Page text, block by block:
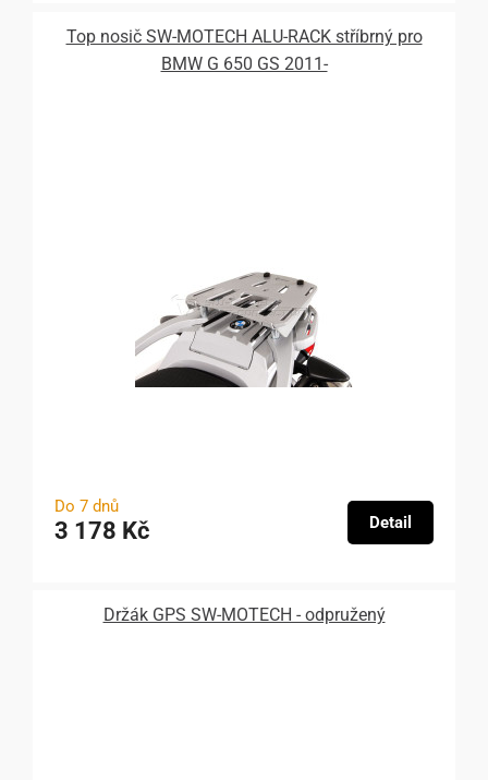
Top nosič SW-MOTECH ALU-RACK stříbrný pro
BMW G 650 GS 2011-
Do 7 dnů
3 178 Kč Detail
Držák GPS SW-MOTECH - odpružený